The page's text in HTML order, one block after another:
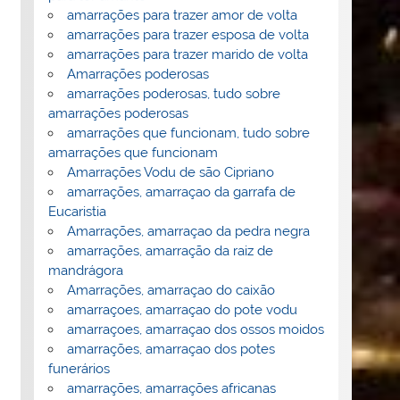
amarrações para trazer amor de volta
amarrações para trazer esposa de volta
amarrações para trazer marido de volta
Amarrações poderosas
amarrações poderosas, tudo sobre
amarrações poderosas
amarrações que funcionam, tudo sobre
amarrações que funcionam
Amarrações Vodu de são Cipriano
amarrações, amarraçao da garrafa de
Eucaristia
Amarrações, amarraçao da pedra negra
amarrações, amarração da raiz de
mandrágora
Amarrações, amarraçao do caixão
amarraçoes, amarraçao do pote vodu
amarraçoes, amarraçao dos ossos moidos
amarrações, amarraçao dos potes
funerários
amarrações, amarrações africanas